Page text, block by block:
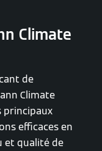
Climate
de
Climate
principaux
efficaces en
et qualité de